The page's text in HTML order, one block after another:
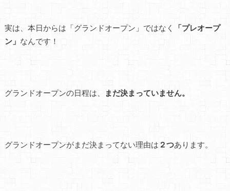
実は、本日からは「グランドオープン」ではなく
「プレオープ
ン」 なんです！
グランドオープンの日程は、 まだ決まっていません。
グランドオープンがまだ決まってない理由は２つあります。